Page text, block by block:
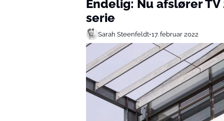
Endelig: Nu afslører
serie
Sarah Steenfeldt•17. februar 2022